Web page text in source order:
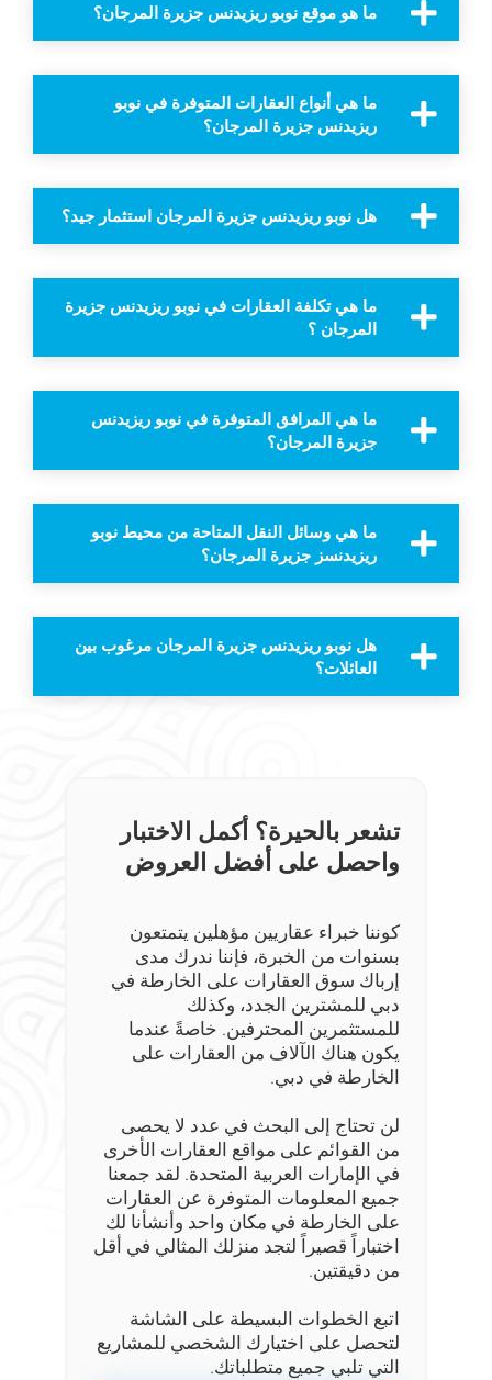
ما هو موقع نوبو ريزيدنس جزيرة المرجان؟
ما هي أنواع العقارات المتوفرة في نوبو
ريزيدنس جزيرة المرجان؟
هل نوبو ريزيدنس جزيرة المرجان استثمار جيد؟
ما هي تكلفة العقارات في نوبو ريزيدنس جزيرة
المرجان ؟
ما هي المرافق المتوفرة في نوبو ريزيدنس
جزيرة المرجان؟
ما هي وسائل النقل المتاحة من محيط نوبو
ريزيدنسز جزيرة المرجان؟
هل نوبو ريزيدنس جزيرة المرجان مرغوب بين
العائلات؟
تشعر بالحيرة؟ أكمل الاختبار
واحصل على أفضل العروض
كوننا خبراء عقاريين مؤهلين يتمتعون
بسنوات من الخبرة، فإننا ندرك مدى
إرباك سوق العقارات على الخارطة في
دبي للمشترين الجدد، وكذلك
للمستثمرين المحترفين. خاصةً عندما
يكون هناك الآلاف من العقارات على
الخارطة في دبي.
لن تحتاج إلى البحث في عدد لا يحصى
من القوائم على مواقع العقارات الأخرى
في الإمارات العربية المتحدة. لقد جمعنا
جميع المعلومات المتوفرة عن العقارات
على الخارطة في مكان واحد وأنشأنا لك
اختباراً قصيراً لتجد منزلك المثالي في أقل
من دقيقتين.
اتبع الخطوات البسيطة على الشاشة
لتحصل على اختيارك الشخصي للمشاريع
التي تلبي جميع متطلباتك.